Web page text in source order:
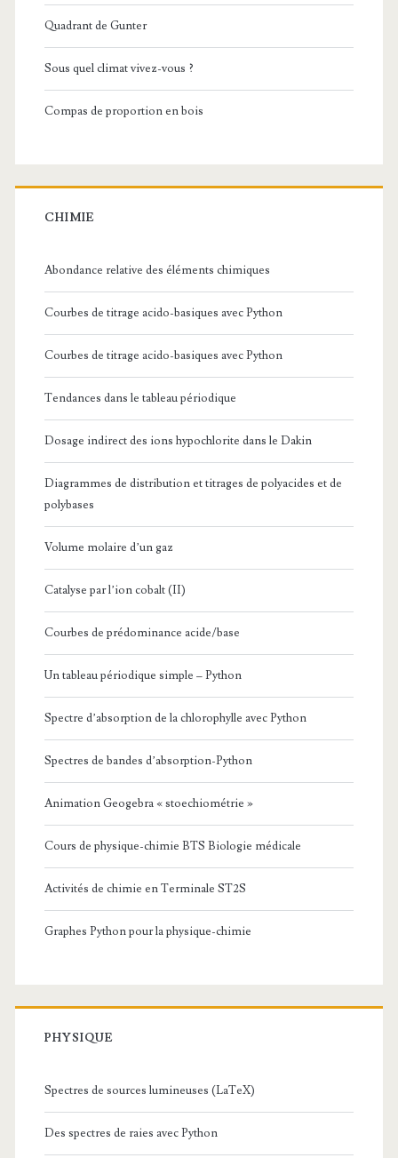
Quadrant de Gunter
Sous quel climat vivez-vous ?
Compas de proportion en bois
CHIMIE
Abondance relative des éléments chimiques
Courbes de titrage acido-basiques avec Python
Courbes de titrage acido-basiques avec Python
Tendances dans le tableau périodique
Dosage indirect des ions hypochlorite dans le Dakin
Diagrammes de distribution et titrages de polyacides et de
polybases
Volume molaire d’un gaz
Catalyse par l’ion cobalt (II)
Courbes de prédominance acide/base
Un tableau périodique simple – Python
Spectre d’absorption de la chlorophylle avec Python
Spectres de bandes d’absorption-Python
Animation Geogebra « stoechiométrie »
Cours de physique-chimie BTS Biologie médicale
Activités de chimie en Terminale ST2S
Graphes Python pour la physique-chimie
PHYSIQUE
Spectres de sources lumineuses (LaTeX)
Des spectres de raies avec Python